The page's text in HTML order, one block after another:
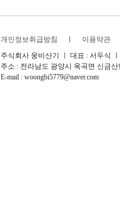
개인정보취급방침
이용약관
주식회사 웅비산기 ㅣ 대표 : 서두식
주소 : 전라남도 광양시 옥곡면 신금산
E-mail : woongbi5779@naver.com